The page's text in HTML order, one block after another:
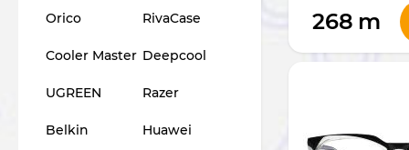
268 m
Orico RivaCase
Cooler Master Deepcool
UGREEN Razer
Belkin Huawei